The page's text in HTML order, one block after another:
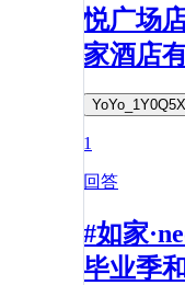
悦广场
家酒店
1
回答
#如家
毕业季